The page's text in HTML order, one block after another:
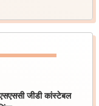
जीडी कांस्टेबल